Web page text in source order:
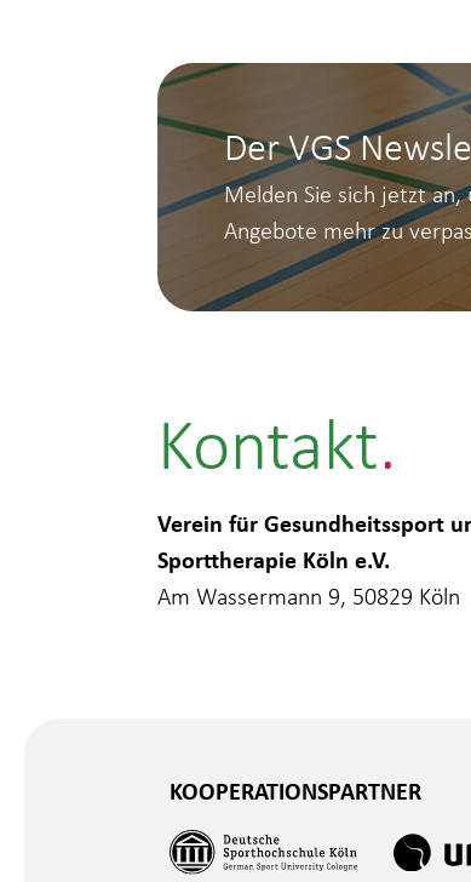
Der VGS
Melden Sie sich jetzt an,
Angebote mehr zu
Kontakt
Verein für Gesundheitssport
Sporttherapie Köln e.V.
Am Wassermann 9, 50829 Köln
KOOPERATIONSPARTNER